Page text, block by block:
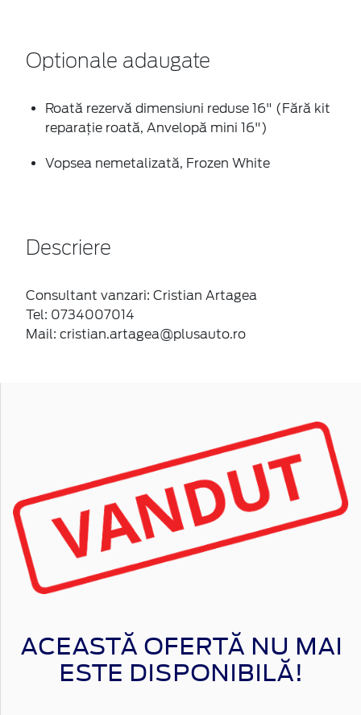
Optionale adaugate
Roată rezervă dimensiuni reduse 16" (Fără kit
reparație roată, Anvelopă mini 16")
Vopsea nemetalizată, Frozen White
Descriere
Consultant vanzari: Cristian Artagea
Tel: 0734007014
Mail: cristian.artagea@plusauto.ro
ACEASTĂ OFERTĂ NU MAI
ESTE DISPONIBILĂ!